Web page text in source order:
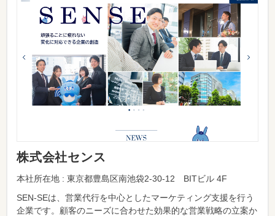
株式会社センス
本社所在地 : 東京都豊島区南池袋2-30-12 BITビル 4F
SEN-SEは、営業代行を中心としたマーケティング支援を行う
企業です。顧客のニーズに合わせた効果的な営業戦略の立案か